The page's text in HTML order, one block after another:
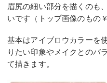
眉尻の細い部分を描くのも
いです（トップ画像のもの
基本はアイブロウカラーを
りたい印象やメイクとのバ
て描きます。